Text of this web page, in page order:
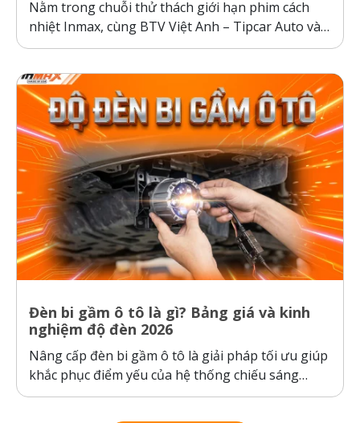
Nằm trong chuỗi thử thách giới hạn phim cách
nhiệt Inmax, cùng BTV Việt Anh – Tipcar Auto và
cầu thủ Nhâm Mạnh Dũng so sánh và kiểm
các dòng phim cách nhiệt cơ chế phản xạ và hấp
thụ...
Đèn bi gầm ô tô là gì? Bảng giá và kinh
nghiệm độ đèn 2026
Nâng cấp đèn bi gầm ô tô là giải pháp tối ưu giúp
khắc phục điểm yếu của hệ thống chiếu sáng
nguyên bản của xe, đảm bảo an toàn khi di